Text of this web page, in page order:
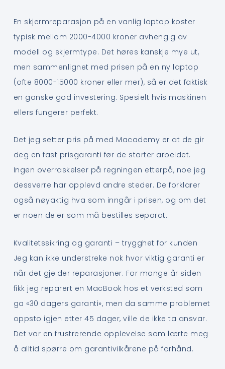
En skjermreparasjon på en vanlig laptop koster
typisk mellom 2000-4000 kroner avhengig av
modell og skjermtype. Det høres kanskje mye ut,
men sammenlignet med prisen på en ny laptop
(ofte 8000-15000 kroner eller mer), så er det faktisk
en ganske god investering. Spesielt hvis maskinen
ellers fungerer perfekt.
Det jeg setter pris på med Macademy er at de gir
deg en fast prisgaranti før de starter arbeidet.
Ingen overraskelser på regningen etterpå, noe jeg
dessverre har opplevd andre steder. De forklarer
også nøyaktig hva som inngår i prisen, og om det
er noen deler som må bestilles separat.
Kvalitetssikring og garanti – trygghet for kunden
Jeg kan ikke understreke nok hvor viktig garanti er
når det gjelder reparasjoner. For mange år siden
fikk jeg reparert en MacBook hos et verksted som
ga «30 dagers garanti», men da samme problemet
oppsto igjen etter 45 dager, ville de ikke ta ansvar.
Det var en frustrerende opplevelse som lærte meg
å alltid spørre om garantivilkårene på forhånd.